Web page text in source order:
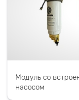
Модуль со
насосом